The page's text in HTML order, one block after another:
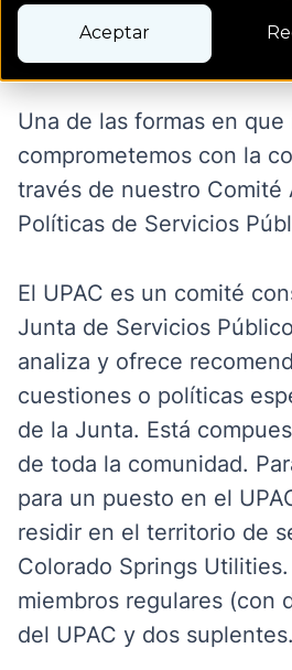
Aceptar
Una de las formas en que
comprometemos con la
través de nuestro Comité
Políticas de Servicios
El UPAC es un comité
Junta de Servicios
analiza y ofrece
cuestiones o políticas
de la Junta. Está
de toda la comunidad.
para un puesto en el
residir en el territorio de
Colorado Springs
miembros regulares (con
del UPAC y dos suplentes.